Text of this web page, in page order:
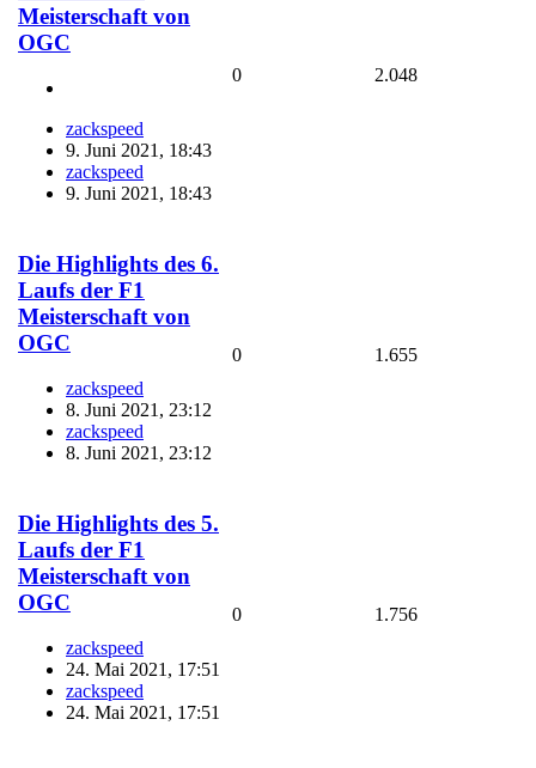
Meisterschaft von
OGC
zackspeed
9. Juni 2021, 18:43
zackspeed
9. Juni 2021, 18:43
0 2.048
Die Highlights des 6.
Laufs der F1
Meisterschaft von
OGC
zackspeed
8. Juni 2021, 23:12
zackspeed
8. Juni 2021, 23:12
0 1.655
Die Highlights des 5.
Laufs der F1
Meisterschaft von
OGC
zackspeed
24. Mai 2021, 17:51
zackspeed
24. Mai 2021, 17:51
0 1.756